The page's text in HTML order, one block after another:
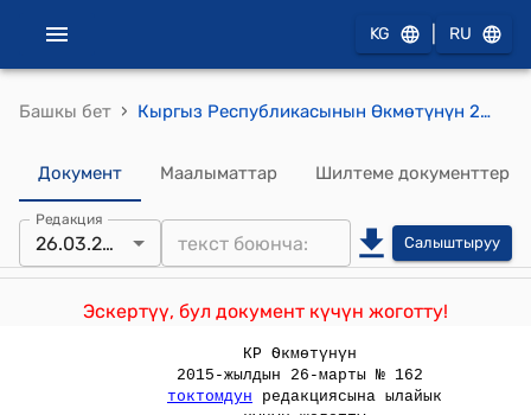
KG RU
Башкы бет › Кыргыз Республикасынын Өкмөтүнүн 2008-жылдын 29-апрелиндеги №190 "Кыргыз Республикасынын Өкмөтүнүн айрым чечимдерине өзгөртүүлөрдү жана толуктоолорду киргизүү жөнүндө"токтому
Документ Маалыматтар Шилтеме документтер
Редакция
26.03.2015 Салыштыруу
Эскертүү, бул документ күчүн жоготту!